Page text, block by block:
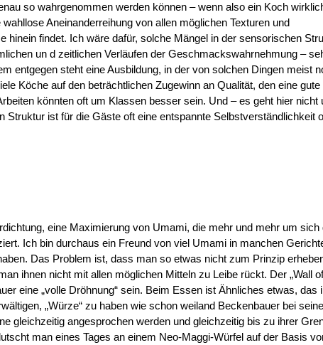
so wahrgenommen werden können – wenn also ein Koch
Aneinanderreihung von allen möglichen Texturen und
hinein findet. Ich wäre dafür, solche Mängel in der sensorischen
un d zeitlichen Verläufen der Geschmackswahrnehmung –
entgegen steht eine Ausbildung, in der von solchen Dingen meist
Köche auf den beträchtlichen Zugewinn an Qualität, den eine gute
könnten oft um Klassen besser sein. Und – es geht hier nicht
ist für die Gäste oft eine entspannte Selbstverständlichkeit
eine Maximierung von Umami, die mehr und mehr um sich
Ich bin durchaus ein Freund von viel Umami in manchen
Das Problem ist, dass man so etwas nicht zum Prinzip
ihnen nicht mit allen möglichen Mitteln zu Leibe rückt. Der „Wall of
eine „volle Dröhnung“ sein. Beim Essen ist Ähnliches etwas, das
„Würze“ zu haben wie schon weiland Beckenbauer bei
gleichzeitig angesprochen werden und gleichzeitig bis zu ihrer
man eines Tages an einem Neo-Maggi-Würfel auf der Basis